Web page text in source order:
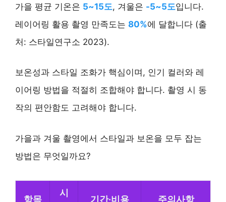
가을 평균 기온은 5~15도, 겨울은 -5~5도입니다.
레이어링 활용 촬영 만족도는 80%에 달합니다 (출
처: 스타일연구소 2023).
보온성과 스타일 조화가 핵심이며, 인기 컬러와 레
이어링 방법을 적절히 조합해야 합니다. 촬영 시 동
작의 편안함도 고려해야 합니다.
가을과 겨울 촬영에서 스타일과 보온을 모두 잡는
방법은 무엇일까요?
항목
시
기간·비용 주의사항